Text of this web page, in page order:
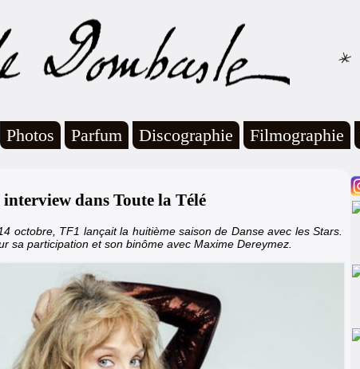
Photos Parfum Discographie Filmographie
dans Toute la Télé
octobre, TF1 lançait la huitième saison de Danse avec les Stars.
sa participation et son binôme avec Maxime Dereymez.